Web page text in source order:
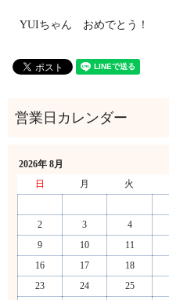
YUIちゃん おめでとう！
2026年 8月
日
月 火
2
3 4
9
10 11
16
17 18
23
24 25